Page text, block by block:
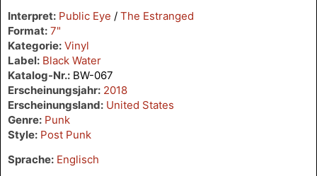
Interpret: Public Eye / The Estranged
Format: 7"
Kategorie: Vinyl
Label: Black Water
Katalog-Nr.: BW-067
Erscheinungsjahr: 2018
Erscheinungsland: United States
Genre: Punk
Style: Post Punk
Sprache: Englisch